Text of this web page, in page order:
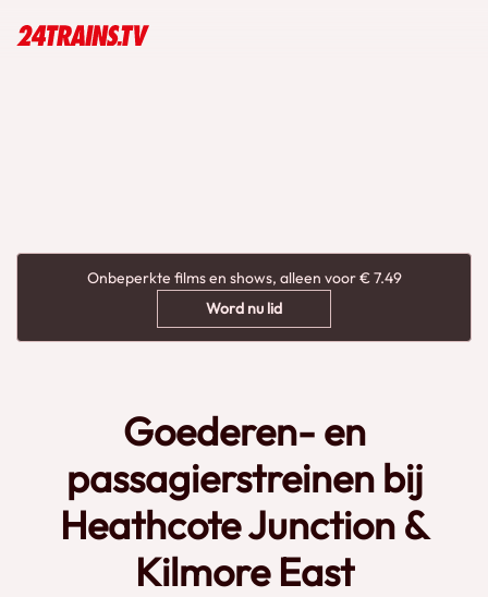
Onbeperkte films en shows, alleen voor € 7.49
Word nu lid
Goederen- en
passagierstreinen bij
Heathcote Junction &
Kilmore East